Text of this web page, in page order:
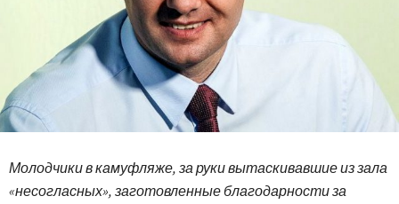
Молодчики в камуфляже, за руки вытаскивавшие из зала
«несогласных», заготовленные благодарности за